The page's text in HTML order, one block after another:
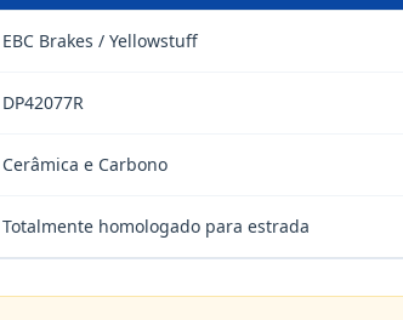
EBC Brakes / Yellowstuff
DP42077R
Cerâmica e Carbono
Totalmente homologado para estrada